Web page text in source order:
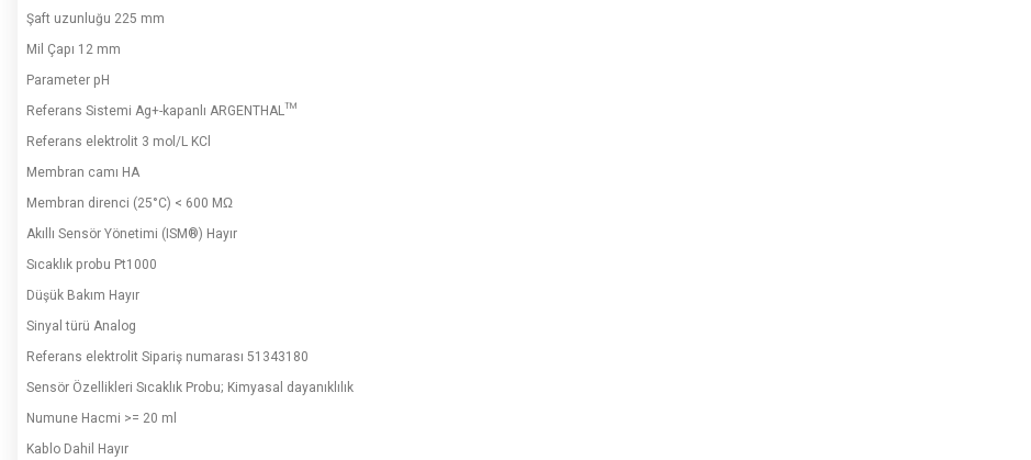
Şaft uzunluğu 225 mm
Mil Çapı 12 mm
Parameter pH
Referans Sistemi Ag+-kapanlı ARGENTHAL™
Referans elektrolit 3 mol/L KCl
Membran camı HA
Membran direnci (25°C) < 600 MΩ
Akıllı Sensör Yönetimi (ISM®) Hayır
Sıcaklık probu Pt1000
Düşük Bakım Hayır
Sinyal türü Analog
Referans elektrolit Sipariş numarası 51343180
Sensör Özellikleri Sıcaklık Probu; Kimyasal dayanıklılık
Numune Hacmi >= 20 ml
Kablo Dahil Hayır